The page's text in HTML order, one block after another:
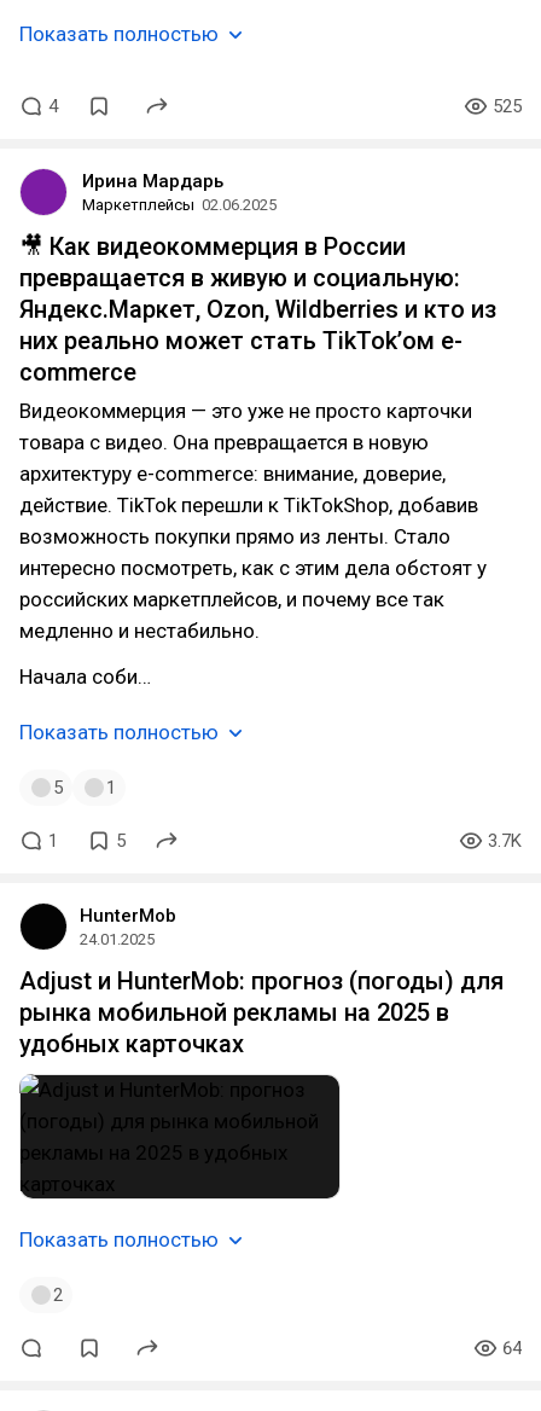
Показать полностью
4 525
Ирина Мардарь
Маркетплейсы 02.06.2025
🎥 Как видеокоммерция в России
превращается в живую и социальную:
Яндекс.Маркет, Ozon, Wildberries и кто из
них реально может стать TikTok’ом e-
commerce
Видеокоммерция — это уже не просто карточки
товара с видео. Она превращается в новую
архитектуру e-commerce: внимание, доверие,
действие. TikTok перешли к TikTokShop, добавив
возможность покупки прямо из ленты. Стало
интересно посмотреть, как с этим дела обстоят у
российских маркетплейсов, и почему все так
медленно и нестабильно.
Начала соби…
Показать полностью
5 1
1 5 3.7K
HunterMob
24.01.2025
Adjust и HunterMob: прогноз (погоды) для
рынка мобильной рекламы на 2025 в
удобных карточках
Показать полностью
2
64